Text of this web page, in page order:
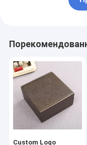
Custom Logo